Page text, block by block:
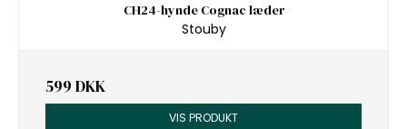
CH24-hynde Cognac læder
Stouby
599 DKK
VIS PRODUKT